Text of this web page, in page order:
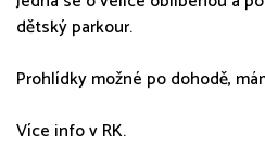
dětský parkour.
Prohlídky možné po dohodě,
Více info v RK.